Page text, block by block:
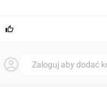
Zaloguj aby dodać